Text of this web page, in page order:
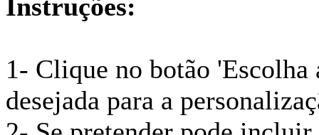
Instruções:
1- Clique no botão
desejada para a